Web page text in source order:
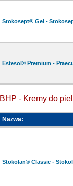
Stokosept® Gel -
Estesol® Premium -
BHP - Kremy do
Nazwa:
Stokolan® Classic -